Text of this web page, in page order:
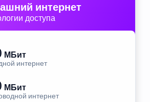
интернет
доступа
МБит
интернет
МБит
интернет